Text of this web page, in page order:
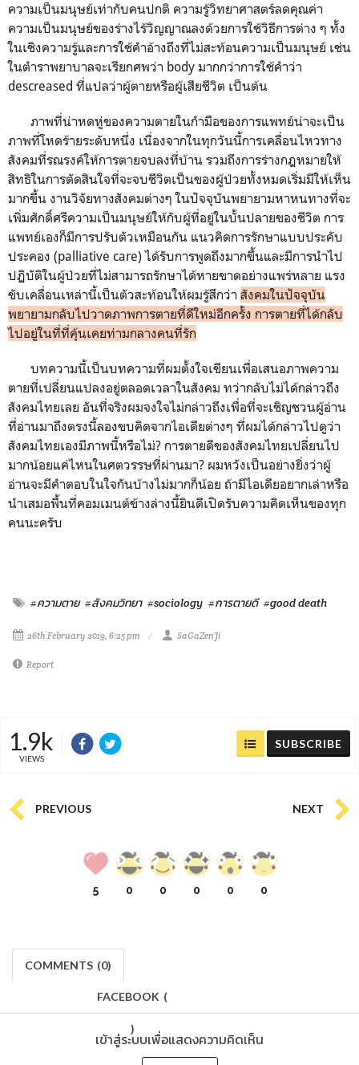
ความเป็นมนุษย์เท่ากับคนปกติ ความรู้วิทยาศาสตร์ลดคุณค่า
ความเป็นมนุษย์ของร่างไร้วิญญาณลงด้วยการใช้วิธีการต่าง ๆ ทั้ง
ในเชิงความรู้และการใช้คำอ้างถึงที่ไม่สะท้อนความเป็นมนุษย์ เช่น
ในตำราพยาบาลจะเรียกศพว่า body มากกว่าการใช้คำว่า
descreased ที่แปลว่าผู้ตายหรือผู้เสียชีวิต เป็นต้น
ภาพที่น่าหดหู่ของความตายในกำมือของการแพทย์น่าจะเป็น
ภาพที่โหดร้ายระดับหนึ่ง เนื่องจากในทุกวันนี้การเคลื่อนไหวทาง
สังคมที่รณรงค์ให้การตายจบลงที่บ้าน รวมถึงการร่างกฎหมายให้
สิทธิในการตัดสินใจที่จะจบชีวิตเป็นของผู้ป่วยทั้งหมดเริ่มมีให้เห็น
มากขึ้น งานวิจัยทางสังคมต่างๆ ในปัจจุบันพยายามหาหนทางที่จะ
เพิ่มศักดิ์ศรีความเป็นมนุษย์ให้กับผู้ที่อยู่ในบั้นปลายของชีวิต การ
แพทย์เองก็มีการปรับตัวเหมือนกัน แนวคิดการรักษาแบบประคับ
ประคอง (palliative care) ได้รับการพูดถึงมากขึ้นและมีการนำไป
ปฏิบัติในผู้ป่วยที่ไม่สามารถรักษาได้หายขาดอย่างแพร่หลาย แรง
ขับเคลื่อนเหล่านี้เป็นตัวสะท้อนให้ผมรู้สึกว่า สังคมในปัจจุบัน
พยายามกลับไปวาดภาพการตายที่ดีใหม่อีกครั้ง การตายที่ได้กลับ
ไปอยู่ในที่ที่คุ้นเคยท่ามกลางคนที่รัก
บทความนี้เป็นบทความที่ผมตั้งใจเขียนเพื่อเสนอภาพความ
ตายที่เปลี่ยนแปลงอยู่ตลอดเวลาในสังคม ทว่ากลับไม่ได้กล่าวถึง
สังคมไทยเลย อันที่จริงผมจงใจไม่กล่าวถึงเพื่อที่จะเชิญชวนผู้อ่าน
ที่อ่านมาถึงตรงนี้ลองขบคิดจากไอเดียต่างๆ ที่ผมได้กล่าวไปดูว่า
สังคมไทยเองมีภาพนี้หรือไม่? การตายดีของสังคมไทยเปลี่ยนไป
มากน้อยแค่ไหนในศตวรรษที่ผ่านมา? ผมหวังเป็นอย่างยิ่งว่าผู้
อ่านจะมีคำตอบในใจกันบ้างไม่มากก็น้อย ถ้ามีไอเดียอยากเล่าหรือ
นำเสมอพื้นที่คอมเมนต์ข้างล่างนี้ยินดีเปิดรับความคิดเห็นของทุก
คนนะครับ
#ความตาย #สังคมวิทยา #sociology #การตายดี #good death
26th February 2019, 6:25 pm SaGaZenJi
Report
1.9k
VIEWS
SUBSCRIBE
PREVIOUS NEXT
5 0 0 0 0 0
COMMENTS (0)
FACEBOOK (
)
เข้าสู่ระบบเพื่อแสดงความคิดเห็น